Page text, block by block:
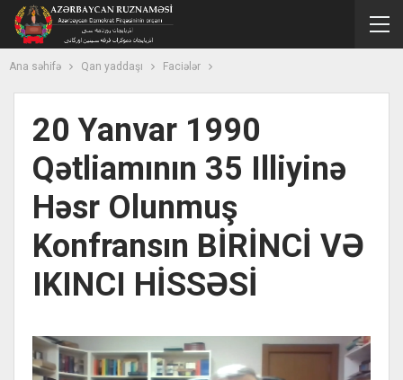
Ana səhifə Qan yaddaşı Faciələr
20 Yanvar 1990
Qətliamının 35 Illiyinə
Həsr Olunmuş
Konfransın BİRİNCİ VƏ
IKINCI HİSSƏSİ